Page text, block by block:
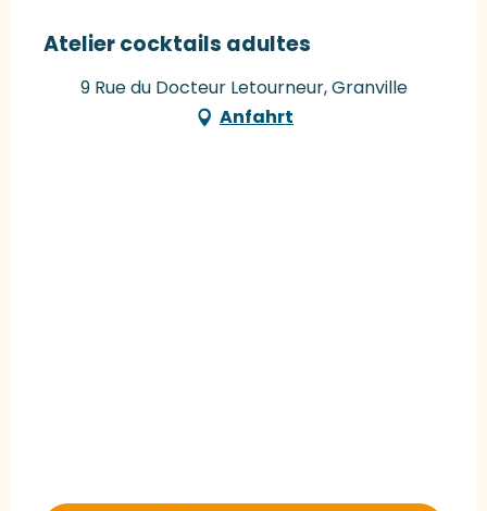
Atelier cocktails adultes
9 Rue du Docteur Letourneur, Granville
Anfahrt